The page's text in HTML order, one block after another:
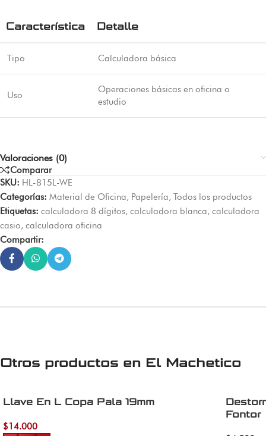
Característica Detalle
Tipo Calculadora básica
Uso
Operaciones básicas en oficina o
estudio
Valoraciones (0)
Comparar
SKU: HL-815L-WE
Categorías: Material de Oficina, Papelería, Todos los productos
Etiquetas: calculadora 8 dígitos, calculadora blanca, calculadora
casio, calculadora oficina
Compartir:
Otros productos en El Machetico
Llave En L Copa Pala 19mm
$14.000
Añadir al carrito
Fontor